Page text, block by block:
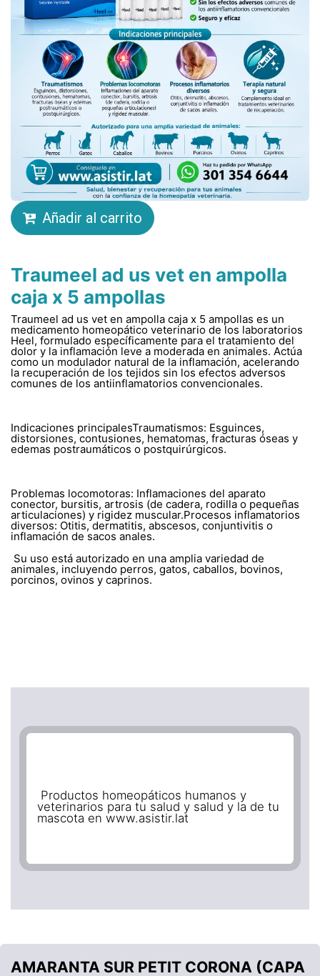
Añadir al carrito
Traumeel ad us vet en ampolla
caja x 5 ampollas
Traumeel ad us vet en ampolla caja x 5 ampollas es un
medicamento homeopático veterinario de los laboratorios
Heel, formulado específicamente para el tratamiento del
dolor y la inflamación leve a moderada en animales. Actúa
como un modulador natural de la inflamación, acelerando
la recuperación de los tejidos sin los efectos adversos
comunes de los antiinflamatorios convencionales.
Indicaciones principalesTraumatismos: Esguinces,
distorsiones, contusiones, hematomas, fracturas óseas y
edemas postraumáticos o postquirúrgicos.
Problemas locomotoras: Inflamaciones del aparato
conector, bursitis, artrosis (de cadera, rodilla o pequeñas
articulaciones) y rigidez muscular.Procesos inflamatorios
diversos: Otitis, dermatitis, abscesos, conjuntivitis o
inflamación de sacos anales.
Su uso está autorizado en una amplia variedad de
animales, incluyendo perros, gatos, caballos, bovinos,
porcinos, ovinos y caprinos.
Productos homeopáticos humanos y
veterinarios para tu salud y salud y la de tu
mascota en www.asistir.lat
AMARANTA SUR PETIT CORONA (CAPA